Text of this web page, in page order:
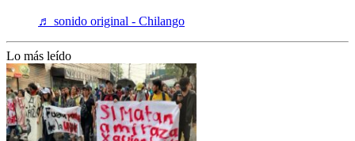
♬ sonido original - Chilango
Lo más leído